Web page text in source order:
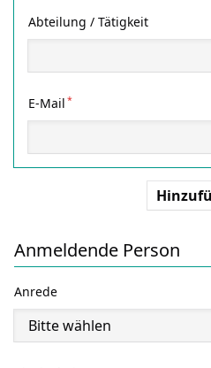
Abteilung / Tätigkeit
E-Mail *
Anmeldende Person
Anrede